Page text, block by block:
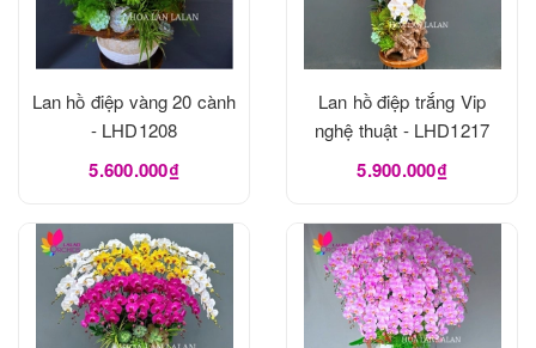
Lan hồ điệp vàng 20 cành
- LHD1208
5.600.000₫
Lan hồ điệp trắng Vip
nghệ thuật - LHD1217
5.900.000₫